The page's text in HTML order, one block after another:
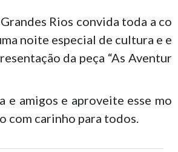
Rios convida toda a co
noite especial de cultura e e
da peça “As Aventur
e amigos e aproveite esse mo
com carinho para todos.